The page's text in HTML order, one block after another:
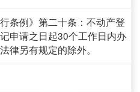
条例》第二十条：不动产登
申请之日起30个工作日内办
律另有规定的除外。